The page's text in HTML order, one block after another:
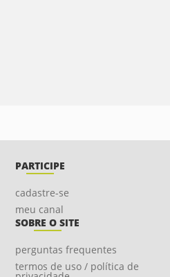
PARTICIPE
cadastre-se
meu canal
SOBRE O SITE
perguntas frequentes
termos de uso / política de